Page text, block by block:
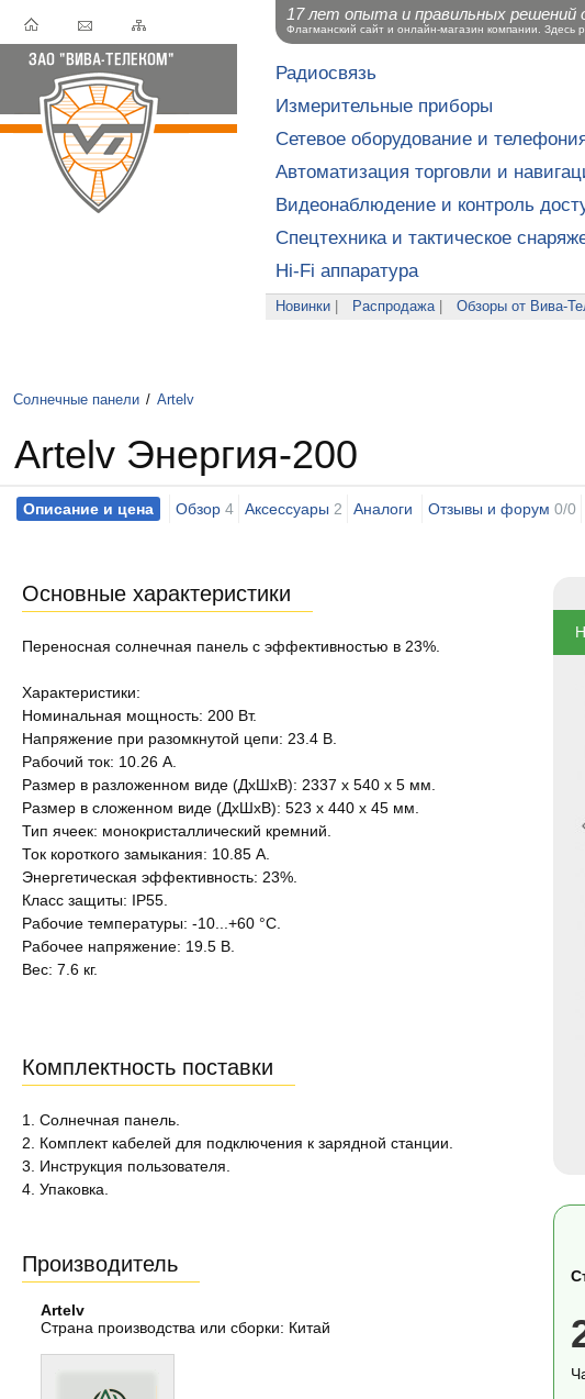
Радиосвязь
Измерительные приборы
Сетевое оборудование и
Автоматизация торговли и
Видеонаблюдение и контроль
Спецтехника и тактическое
Hi-Fi аппаратура
Новинки Распродажа| Обзоры от Вива-
Солнечные панели / Artelv
Artelv Энергия-200
Описание и цена Обзор 4 Аксессуары 2 Аналоги Отзывы и форум 0/0
Основные характеристики
Переносная солнечная панель с эффективностью в 23%.
Характеристики:
Номинальная мощность: 200 Вт.
Напряжение при разомкнутой цепи: 23.4 В.
Рабочий ток: 10.26 A.
Размер в разложенном виде (ДxШxВ): 2337 x 540 x 5 мм.
Размер в сложенном виде (ДxШxВ): 523 x 440 x 45 мм.
Тип ячеек: монокристаллический кремний.
Ток короткого замыкания: 10.85 A.
Энергетическая эффективность: 23%.
Класс защиты: IP55.
Рабочие температуры: -10...+60 °C.
Рабочее напряжение: 19.5 В.
Вес: 7.6 кг.
Комплектность поставки
1. Солнечная панель.
2. Комплект кабелей для подключения к зарядной станции.
3. Инструкция пользователя.
4. Упаковка.
Производитель
Artelv
Страна производства или сборки: Китай
17 лет опыта и правильных решений
Флагманский сайт и онлайн-магазин компании. Здесь